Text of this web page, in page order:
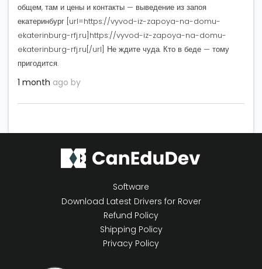
общем, там и цены и контакты — выведение из запоя
екатеринбург [url=https://vyvod-iz-zapoya-na-domu-
ekaterinburg-rfj.ru]https://vyvod-iz-zapoya-na-domu-
ekaterinburg-rfj.ru[/url] Не ждите чуда. Кто в беде — тому
пригодится.
1 month ago by
Software
Download Latest Drivers for Rover
Refund Policy
Shipping Policy
Privacy Policy